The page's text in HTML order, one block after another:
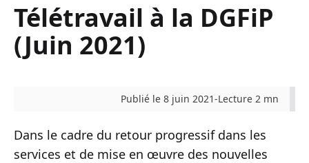
Télétravail à la DGFiP
(Juin 2021)
Publié le 8 juin 2021-Lecture 2 mn
Dans le cadre du retour progressif dans les
services et de mise en œuvre des nouvelles